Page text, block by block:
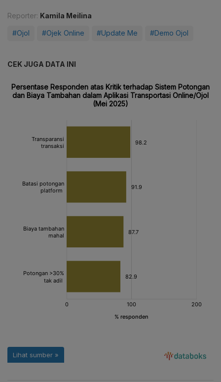
Reporter: Kamila Meilina
#Ojol #Ojek Online #Update Me #Demo Ojol
CEK JUGA DATA INI